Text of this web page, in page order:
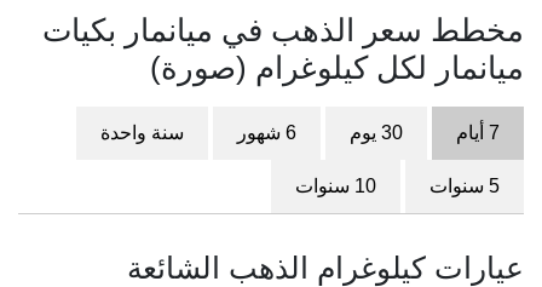
مخطط سعر الذهب في ميانمار بكيات
ميانمار لكل كيلوغرام (صورة)
7 أيام 30 يوم 6 شهور سنة واحدة
5 سنوات 10 سنوات
عيارات كيلوغرام الذهب الشائعة